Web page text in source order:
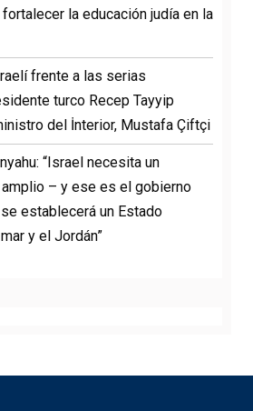
la educación judía en la
frente a las serias
turco Recep Tayyip
del İnterior, Mustafa Çiftçi
“Israel necesita un
– y ese es el gobierno
establecerá un Estado
y el Jordán”